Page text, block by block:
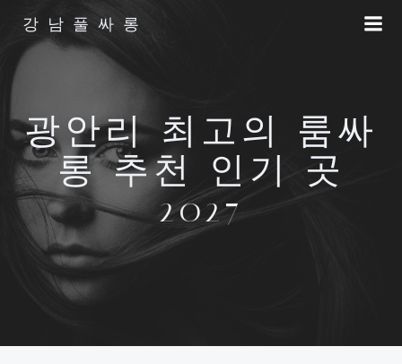
강남풀싸롱
광안리 최고의 룸싸
롱 추천 인기 곳
2027